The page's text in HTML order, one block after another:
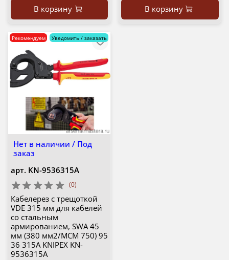
В корзину В корзину
Нет в наличии / Под
заказ
Рекомендуем Уведомить / заказать
арт. KN-9536315A
(0)
Кабелерез c трещоткой
VDE 315 мм для кабелей
со стальным
армированием, SWA 45
мм (380 мм2/MCM 750) 95
36 315A KNIPEX KN-
9536315A